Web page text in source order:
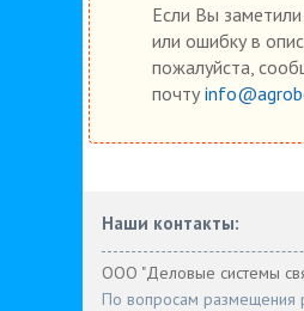
Если Вы
или ошибку в
пожалуйста,
почту
Наши контакты:
ООО "Деловые системы
По вопросам размещения